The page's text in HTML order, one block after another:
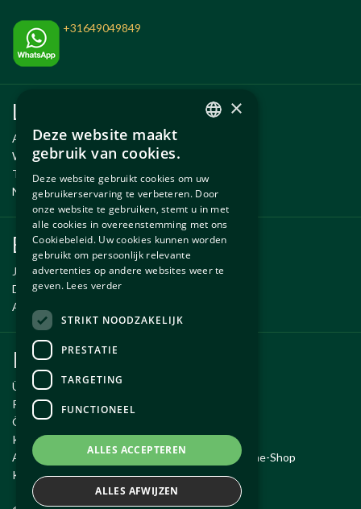
+31649049849
Links
Anlässe
Wartung und Reparatur
Temporäre Fahrzeug
Neue und gebrauchte erzsatzteile
Ersatzteile
Jaguar ersatzteile
Daimler ersatzteile
Aston Martin ersatzteile
Kundendienst
Über Autobetrieb Exco
Reiseroute
Öffnungszeiten
Kontakt
Allgemeine Geschäftsbedingungen für den Online-Shop
Kauf widerrufen
×
Deze website maakt
gebruik van cookies.
Deze website gebruikt cookies om uw
gebruikerservaring te verbeteren. Door
onze website te gebruiken, stemt u in met
alle cookies in overeenstemming met ons
Cookiebeleid. Uw cookies kunnen worden
gebruikt om persoonlijk relevante
advertenties op andere websites weer te
geven. Lees verder
STRIKT NOODZAKELIJK
PRESTATIE
TARGETING
FUNCTIONEEL
ALLES ACCEPTEREN
ALLES AFWIJZEN